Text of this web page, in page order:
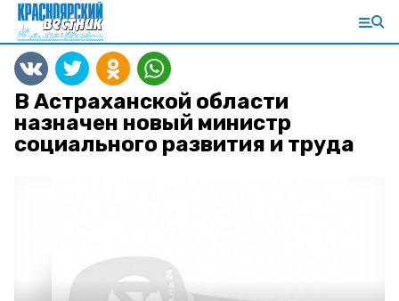
В Астраханской области
назначен новый министр
социального развития и труда